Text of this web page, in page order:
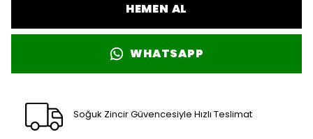
HEMEN AL
WHATSAPP
Soğuk Zincir Güvencesiyle Hızlı Teslimat